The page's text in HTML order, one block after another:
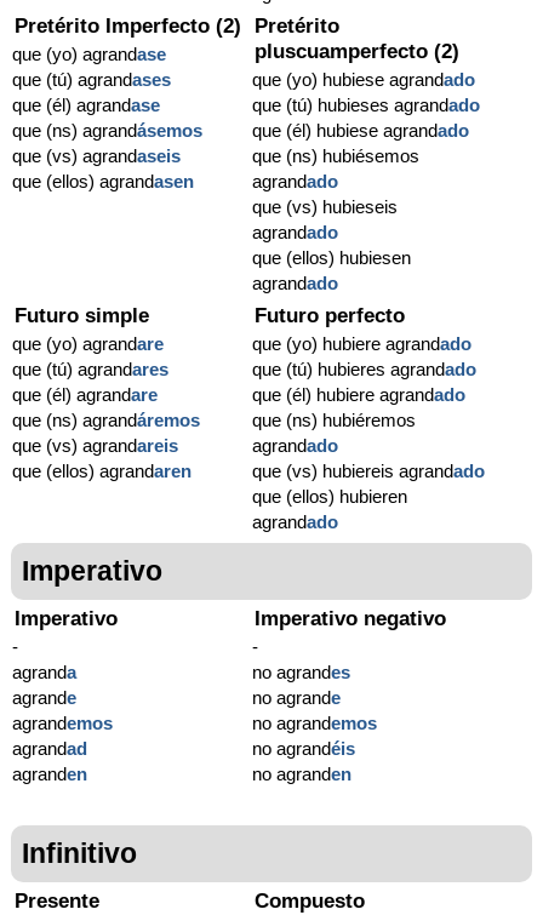
Pretérito Imperfecto (2)
que (yo) agrandase
que (tú) agrandases
que (él) agrandase
que (ns) agrandásemos
que (vs) agrandaseis
que (ellos) agrandasen
Pretérito
pluscuamperfecto (2)
que (yo) hubiese agrandado
que (tú) hubieses agrandado
que (él) hubiese agrandado
que (ns) hubiésemos
agrandado
que (vs) hubieseis
agrandado
que (ellos) hubiesen
agrandado
Futuro simple
que (yo) agrandare
que (tú) agrandares
que (él) agrandare
que (ns) agrandáremos
que (vs) agrandareis
que (ellos) agrandaren
Futuro perfecto
que (yo) hubiere agrandado
que (tú) hubieres agrandado
que (él) hubiere agrandado
que (ns) hubiéremos
agrandado
que (vs) hubiereis agrandado
que (ellos) hubieren
agrandado
Imperativo
Imperativo
-
agranda
agrande
agrandemos
agrandad
agranden
Imperativo negativo
-
no agrandes
no agrande
no agrandemos
no agrandéis
no agranden
Infinitivo
Presente Compuesto